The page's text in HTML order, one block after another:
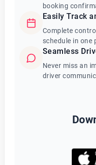
booking
Easily Track
Complete
schedule in one
Seamless
Never miss an
driver